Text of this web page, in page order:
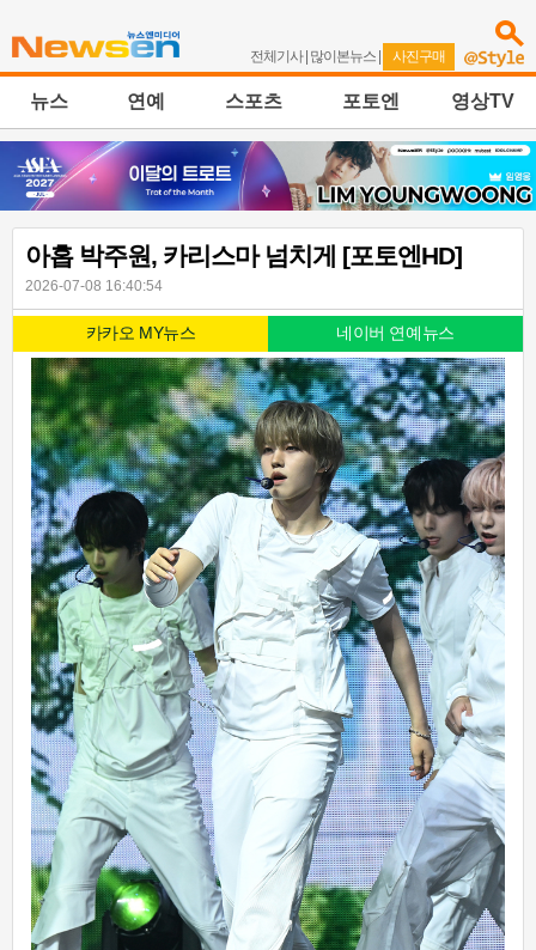
전체기사| 많이본뉴스 | 사진구매
뉴스 연예 스포츠 포토엔 영상TV
아홉 박주원, 카리스마 넘치게 [포토엔HD]
2026-07-08 16:40:54
카카오 MY뉴스 네이버 연예뉴스